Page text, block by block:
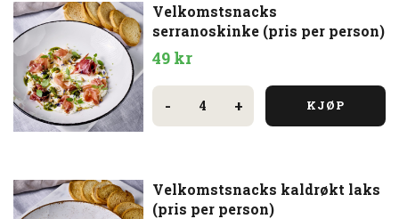
Velkomstsnacks
serranoskinke (pris per person)
49 kr
-
Velkomstsnacks
serranoskinke
(pris
per
+ KJØP
Velkomstsnacks kaldrøkt laks
(pris per person)